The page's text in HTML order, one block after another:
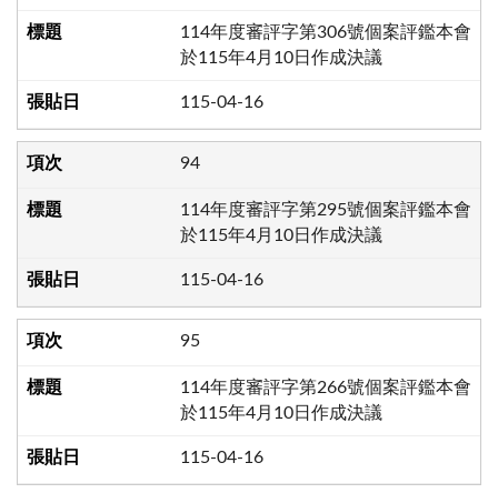
114年度審評字第306號個案評鑑本會
於115年4月10日作成決議
115-04-16
94
114年度審評字第295號個案評鑑本會
於115年4月10日作成決議
115-04-16
95
114年度審評字第266號個案評鑑本會
於115年4月10日作成決議
115-04-16